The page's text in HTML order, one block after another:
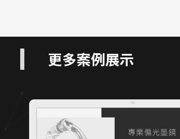
更多案例展示